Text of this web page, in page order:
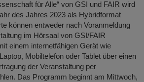
für Alle“ von GSI und FAIR wird
des Jahres 2023 als Hybridformat
können entweder nach Voranmeldung
im Hörsaal von GSI/FAIR
einem internetfähigen Gerät wie
Mobiltelefon oder Tablet über einen
der Veranstaltung per
Das Programm beginnt am Mittwoch,